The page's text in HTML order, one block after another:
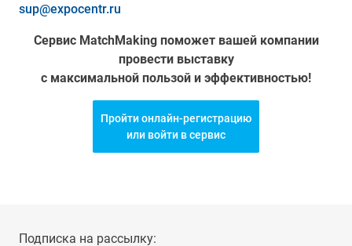
sup@expocentr.ru
Сервис MatchMaking поможет вашей компании
провести выставку
с максимальной пользой и эффективностью!
Пройти онлайн-регистрацию
или войти в сервис
Подписка на рассылку: